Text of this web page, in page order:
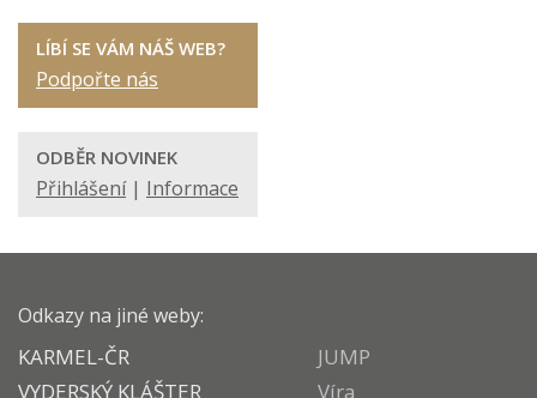
LÍBÍ SE VÁM NÁŠ WEB?
Podpořte nás
ODBĚR NOVINEK
Přihlášení| Informace
Odkazy na jiné weby:
KARMEL-ČR
VYDERSKÝ KLÁŠTER
JUMP
Víra